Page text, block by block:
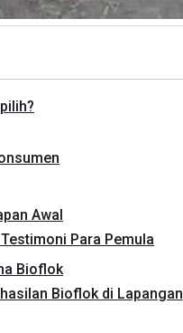
Awal
Para Pemula
Bioflok
Bioflok di Lapangan